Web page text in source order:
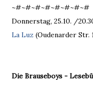
~#~#~#~#~#~#~#~#
Donnerstag, 25.10. /
La Luz (Oudenarder Str.
Die Brauseboys -